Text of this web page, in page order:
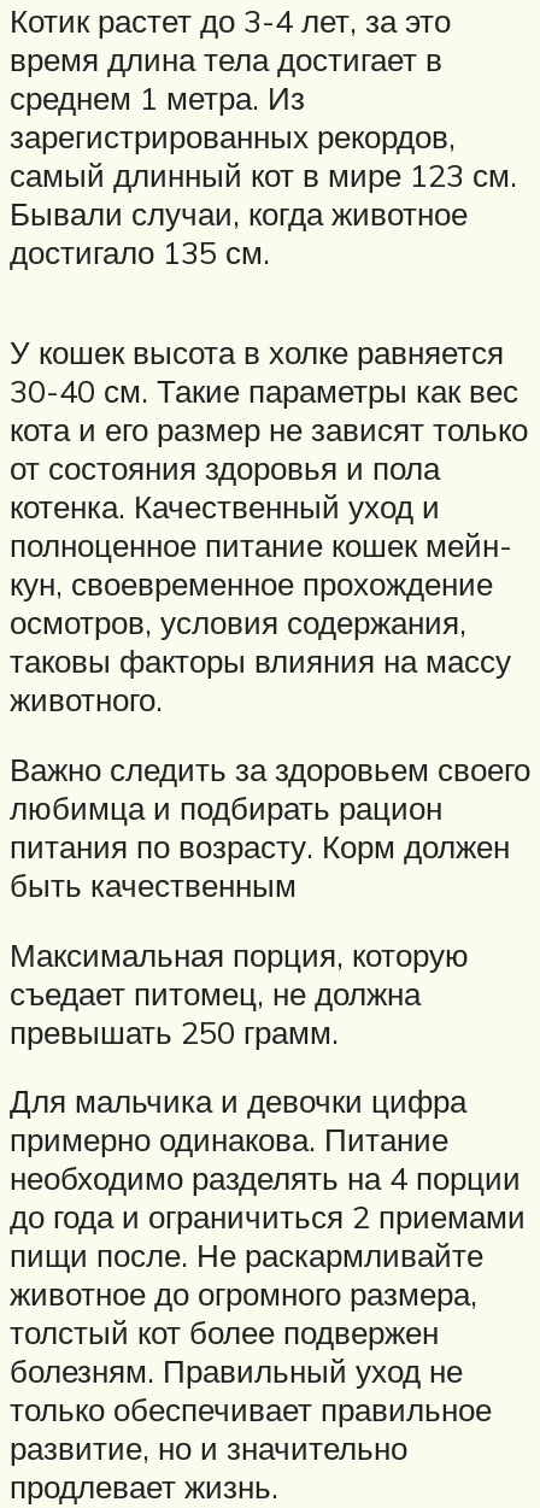
Котик растет до 3-4 лет, за это
время длина тела достигает в
среднем 1 метра. Из
зарегистрированных рекордов,
самый длинный кот в мире 123 см.
Бывали случаи, когда животное
достигало 135 см.
У кошек высота в холке равняется
30-40 см. Такие параметры как вес
кота и его размер не зависят только
от состояния здоровья и пола
котенка. Качественный уход и
полноценное питание кошек мейн-
кун, своевременное прохождение
осмотров, условия содержания,
таковы факторы влияния на массу
животного.
Важно следить за здоровьем своего
любимца и подбирать рацион
питания по возрасту. Корм должен
быть качественным
Максимальная порция, которую
съедает питомец, не должна
превышать 250 грамм.
Для мальчика и девочки цифра
примерно одинакова. Питание
необходимо разделять на 4 порции
до года и ограничиться 2 приемами
пищи после. Не раскармливайте
животное до огромного размера,
толстый кот более подвержен
болезням. Правильный уход не
только обеспечивает правильное
развитие, но и значительно
продлевает жизнь.